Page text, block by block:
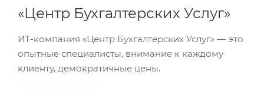
ИТ-компания «Центр Бухгалтерских Услуг» — это
опытные специалисты, внимание к каждому
клиенту, демократичные цены.
«Центр Бухгалтерских Услуг»